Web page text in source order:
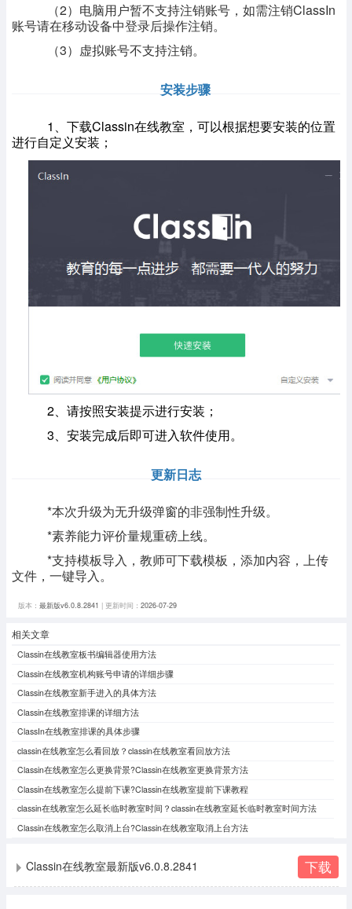
（2）电脑用户暂不支持注销账号，如需注销ClassIn
账号请在移动设备中登录后操作注销。
（3）虚拟账号不支持注销。
安装步骤
1、下载Classin在线教室，可以根据想要安装的位置
进行自定义安装；
2、 请按照安装提示进行安装；
3、 安装完成后即可进入软件使用。
更新日志
*本次升级为无升级弹窗的非强制性升级。
*素养能力评价量规重磅上线。
*支持模板导入，教师可下载模板，添加内容，上传
文件，一键导入。
版本： 最新版v6.0.8.2841 | 更新时间： 2026-07-29
相关文章
Classin在线教室板书编辑器使用方法
Classin在线教室机构账号申请的详细步骤
Classin在线教室新手进入的具体方法
Classin在线教室排课的详细方法
ClassIn在线教室排课的具体步骤
classin在线教室怎么看回放？classin在线教室看回放方法
Classin在线教室怎么更换背景?Classin在线教室更换背景方法
Classin在线教室怎么提前下课?Classin在线教室提前下课教程
classin在线教室怎么延长临时教室时间？classin在线教室延长临时教室时间方法
Classin在线教室怎么取消上台?Classin在线教室取消上台方法
Classin在线教室最新版v6.0.8.2841 下载